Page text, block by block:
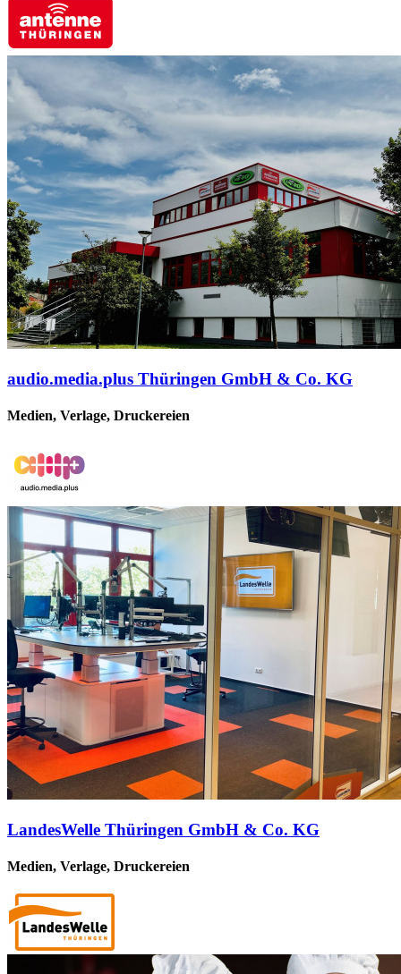
audio.media.plus Thüringen GmbH & Co. KG
Medien, Verlage, Druckereien
LandesWelle Thüringen GmbH & Co. KG
Medien, Verlage, Druckereien